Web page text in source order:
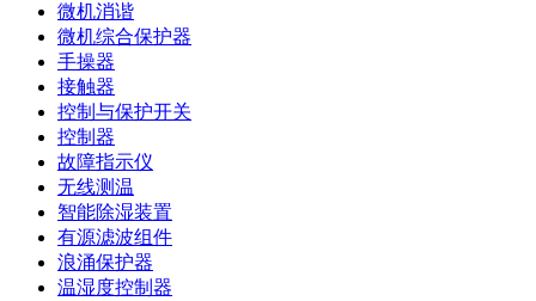
微机消谐
微机综合保护器
手操器
接触器
控制与保护开关
控制器
故障指示仪
无线测温
智能除湿装置
有源滤波组件
浪涌保护器
温湿度控制器